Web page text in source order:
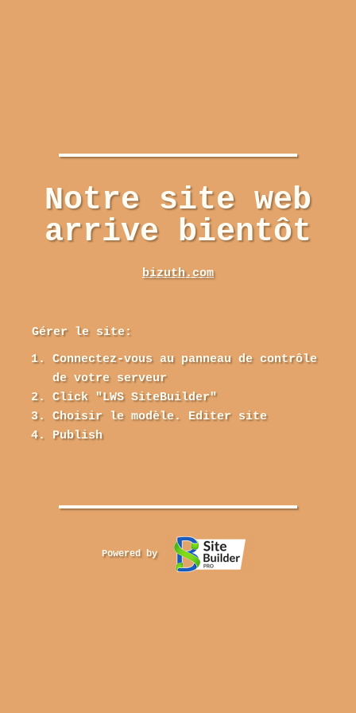
Notre site web
arrive bientôt
bizuth.com
Gérer le site:
Connectez-vous au panneau de contrôle
de votre serveur
Click "LWS SiteBuilder"
Choisir le modèle. Editer site
Publish
Powered by